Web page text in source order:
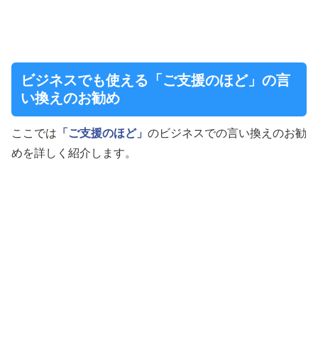
ビジネスでも使える「ご支援のほど」の言
い換えのお勧め
ここでは 「ご支援のほど」 のビジネスでの言い換えのお勧
めを詳しく紹介します。